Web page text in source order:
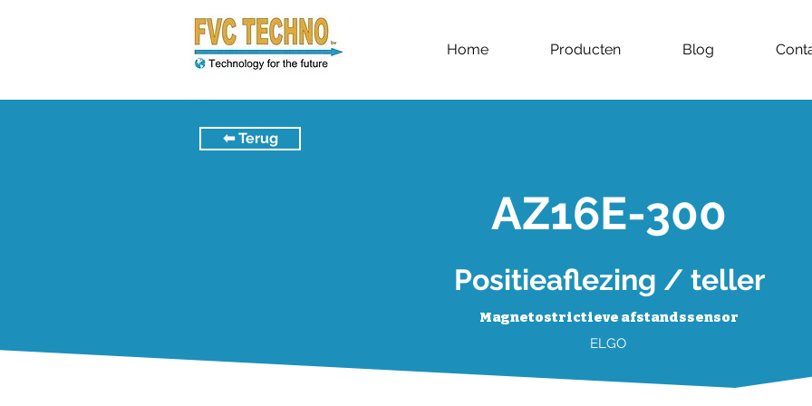
Home Producten Blog
⬅︎ Terug
Positieaflezing / teller
Magnetostrictieve afstandssensor
ELGO
AZ16E-300